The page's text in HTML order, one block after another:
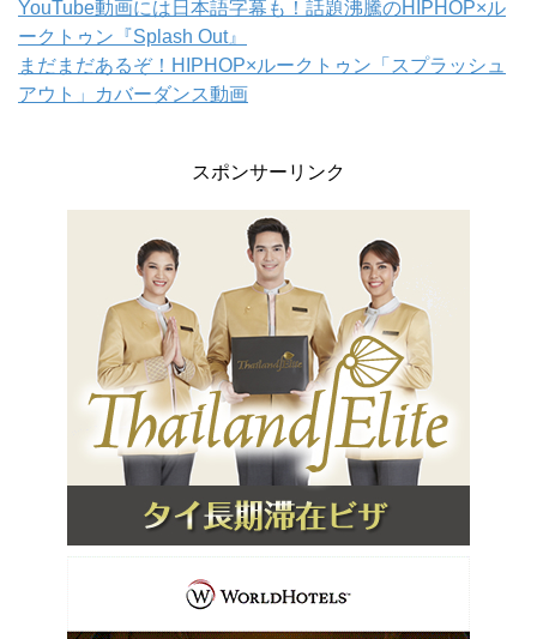
YouTube動画には日本語字幕も！話題沸騰のHIPHOP×ル
ークトゥン『Splash Out』
まだまだあるぞ！HIPHOP×ルークトゥン「スプラッシュ
アウト」カバーダンス動画
スポンサーリンク